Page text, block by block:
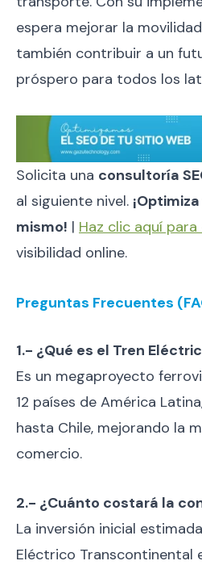
espera mejorar la
también contribuir a un
próspero para todos los
Solicita una consultoría
al siguiente nivel.
mismo! | Haz clic aquí para
visibilidad online.
Preguntas Frecuentes
1.- ¿Qué es el Tren
Es un megaproyecto
12 países de América
hasta Chile, mejorando la
comercio.
2.- ¿Cuánto costará la
La inversión inicial
Eléctrico Transcontinental